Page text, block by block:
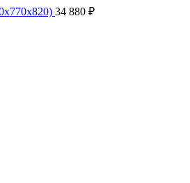
34 880 ₽